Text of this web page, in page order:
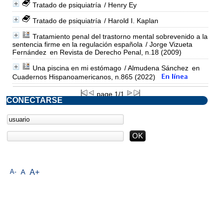
Tratado de psiquiatría / Henry Ey
Tratado de psiquiatría / Harold I. Kaplan
Tratamiento penal del trastorno mental sobrevenido a la
sentencia firme en la regulación española / Jorge Vizueta
Fernández en Revista de Derecho Penal, n.18 (2009)
Una piscina en mi estómago / Almudena Sánchez en
Cuadernos Hispanoamericanos, n.865 (2022)
page 1/1
A- A A+
CONECTARSE